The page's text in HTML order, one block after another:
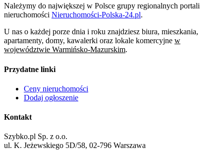
Należymy do największej w Polsce grupy regionalnych portali
nieruchomości Nieruchomości-Polska-24.pl.
U nas o każdej porze dnia i roku znajdziesz biura, mieszkania,
apartamenty, domy, kawalerki oraz lokale komercyjne w
województwie Warmińsko-Mazurskim.
Przydatne linki
Ceny nieruchomości
Dodaj ogłoszenie
Kontakt
Szybko.pl Sp. z o.o.
ul. K. Jeżewskiego 5D/58, 02-796 Warszawa